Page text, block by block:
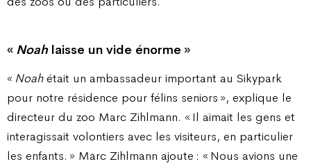
« Noahlaisse un vide énorme »
« Noahétait un ambassadeur important au Sikypark
pour notre résidence pour félins seniors », explique le
directeur du zoo Marc Zihlmann. « Il aimait les gens et
interagissait volontiers avec les visiteurs, en particulier
les enfants. » Marc Zihlmann ajoute : « Nous avions une